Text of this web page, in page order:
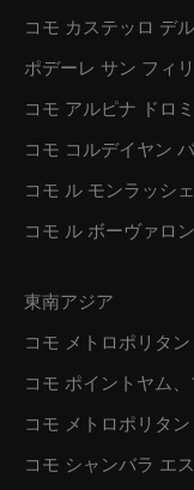
コモ カステッロ デ
ポデーレ サン フィ
コモ アルピナ ドロ
コモ コルデイヤン
コモ ル モンラッシ
コモ ル ボーヴァロ
東南アジア
コモ メトロポリタ
コモ ポイントヤム
コモ メトロポリタ
コモ シャンバラ エ